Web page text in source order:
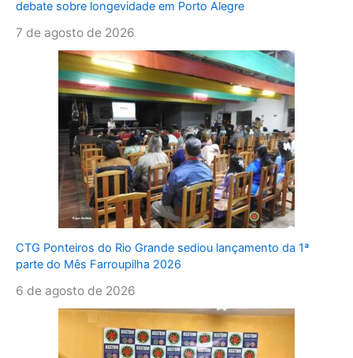
debate sobre longevidade em Porto Alegre
7 de agosto de 2026
CTG Ponteiros do Rio Grande sediou lançamento da 1ª
parte do Mês Farroupilha 2026
6 de agosto de 2026